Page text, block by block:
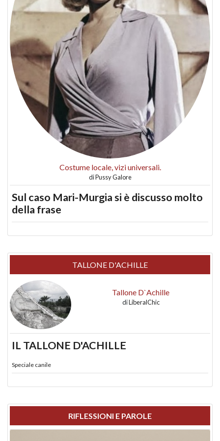
Costume locale, vizi universali.
diPussy Galore
Sul caso Mari-Murgia si è discusso molto
della frase
TALLONE D'ACHILLE
Tallone D`Achille
diLiberalChic
IL TALLONE D'ACHILLE
Speciale canile
RIFLESSIONI E PAROLE